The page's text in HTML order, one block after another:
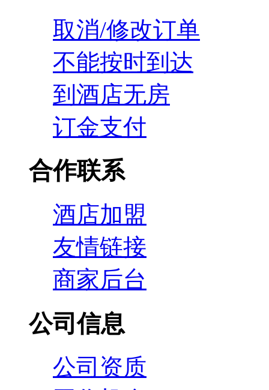
取消/修改订单
不能按时到达
到酒店无房
订金支付
合作联系
酒店加盟
友情链接
商家后台
公司信息
公司资质